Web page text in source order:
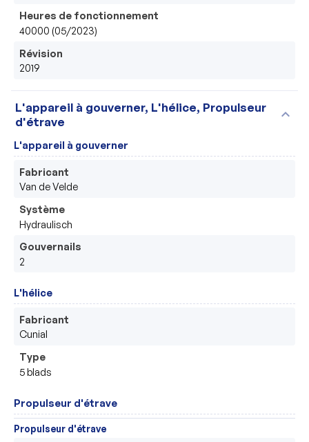
Heures de fonctionnement
40000 (05/2023)
Révision
2019
L'appareil à gouverner, L'hélice, Propulseur
d'étrave
expand_more
L'appareil à gouverner
Fabricant
Van de Velde
Système
Hydraulisch
Gouvernails
2
L'hélice
Fabricant
Cunial
Type
5 blads
Propulseur d'étrave
Propulseur d'étrave